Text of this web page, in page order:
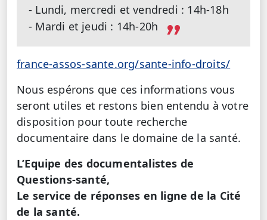
- Lundi, mercredi et vendredi : 14h-18h
- Mardi et jeudi : 14h-20h
france-assos-sante.org/sante-info-droits/
Nous espérons que ces informations vous
seront utiles et restons bien entendu à votre
disposition pour toute recherche
documentaire dans le domaine de la santé.
L’Equipe des documentalistes de
Questions-santé,
Le service de réponses en ligne de la Cité
de la santé.